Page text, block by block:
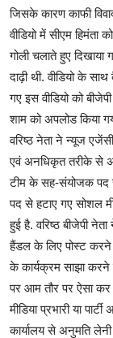
जिसके कारण काफी
वीडियो में सीएम हिमंता
गोली चलाते हुए
दाढ़ी थी. वीडियो के
गए इस वीडियो को
शाम को अपलोड किया
वरिष्ठ नेता ने न्यूज
एवं अनधिकृत तरीके से
टीम के सह-संयोजक पद से
पद से हटाए गए सोशल
हुई है. वरिष्ठ बीजेपी
हैंडल के लिए पोस्ट करने
के कार्यक्रम साझा
पर आम तौर पर ऐसा
मीडिया प्रभारी या
कार्यालय से अनुमति लेनी